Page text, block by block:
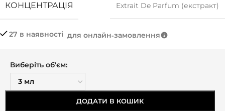
КОНЦЕНТРАЦІЯ Extrait De Parfum (екстракт)
27 в наявності для онлайн‑замовлення
Виберіть об'єм:
ДОДАТИ В КОШИК